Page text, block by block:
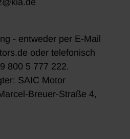
- entweder per E-Mail
oder telefonisch
800 5 777 222.
SAIC Motor
Breuer-Straße 4,